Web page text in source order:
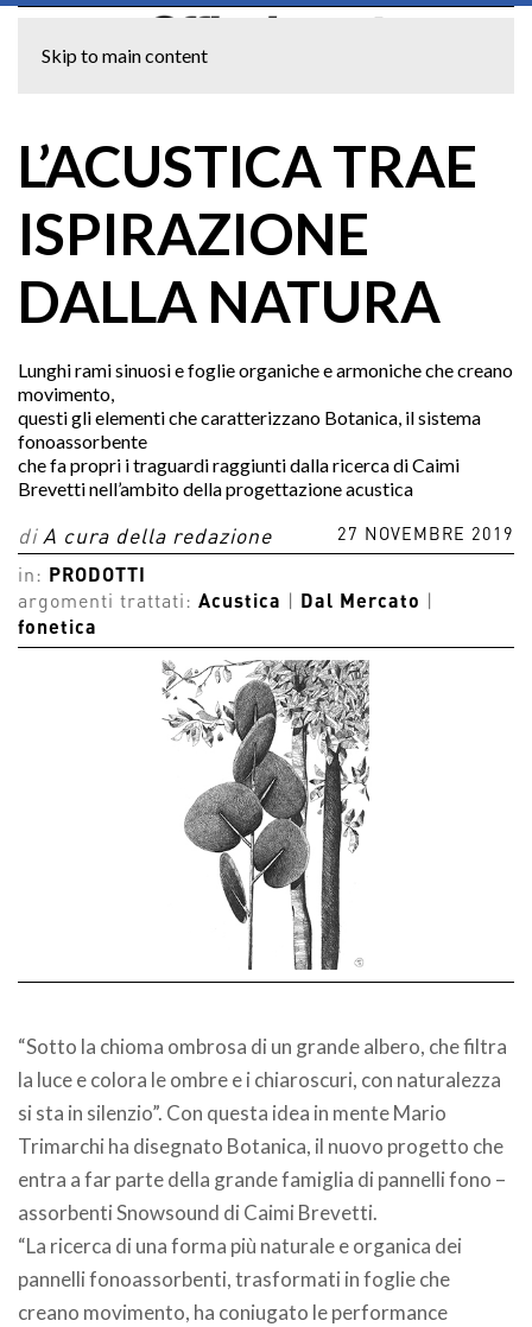
Skip to main content
L’ACUSTICA TRAE
ISPIRAZIONE
DALLA NATURA
Lunghi rami sinuosi e foglie organiche e armoniche che creano
movimento,
questi gli elementi che caratterizzano Botanica, il sistema
fonoassorbente
che fa propri i traguardi raggiunti dalla ricerca di Caimi
Brevetti nell’ambito della progettazione acustica
di A cura della redazione 27 NOVEMBRE 2019
in:
PRODOTTI
argomenti trattati: Acustica Dal Mercato
fonetica
“Sotto la chioma ombrosa di un grande albero, che filtra
la luce e colora le ombre e i chiaroscuri, con naturalezza
si sta in silenzio”. Con questa idea in mente Mario
Trimarchi ha disegnato Botanica, il nuovo progetto che
entra a far parte della grande famiglia di pannelli fono –
assorbenti Snowsound di Caimi Brevetti.
“La ricerca di una forma più naturale e organica dei
pannelli fonoassorbenti, trasformati in foglie che
creano movimento, ha coniugato le performance